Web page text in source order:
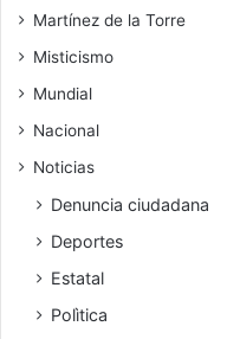
Martínez de la Torre
Misticismo
Mundial
Nacional
Noticias
Denuncia ciudadana
Deportes
Estatal
Polìtica